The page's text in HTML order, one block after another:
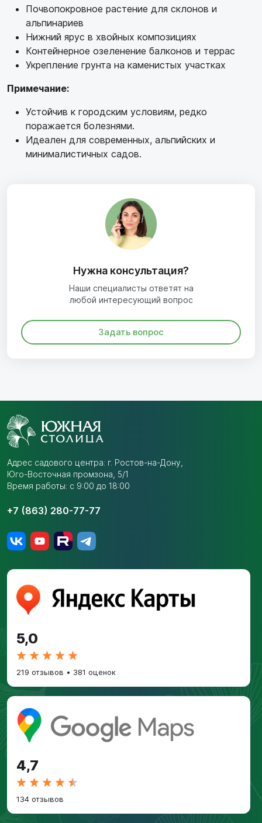
Почвопокровное растение для склонов и
альпинариев
Нижний ярус в хвойных композициях
Контейнерное озеленение балконов и террас
Укрепление грунта на каменистых участках
Примечание:
Устойчив к городским условиям, редко
поражается болезнями.
Идеален для современных, альпийских и
минималистичных садов.
Нужна консультация?
Наши специалисты ответят на
любой интересующий вопрос
Задать вопрос
Адрес садового центра: г. Ростов-на-Дону,
Юго-Восточная промзона, 5/1
Время работы: с 9:00 до 18:00
+7 (863) 280-77-77
5,0
219 отзывов • 381 оценок
4,7
134 отзывов